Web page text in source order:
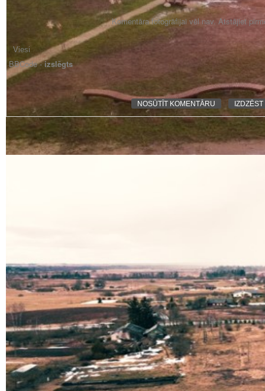
Komentāra fotogrāfijai vēl nav. Atstājiet
BBCode -izslēgts